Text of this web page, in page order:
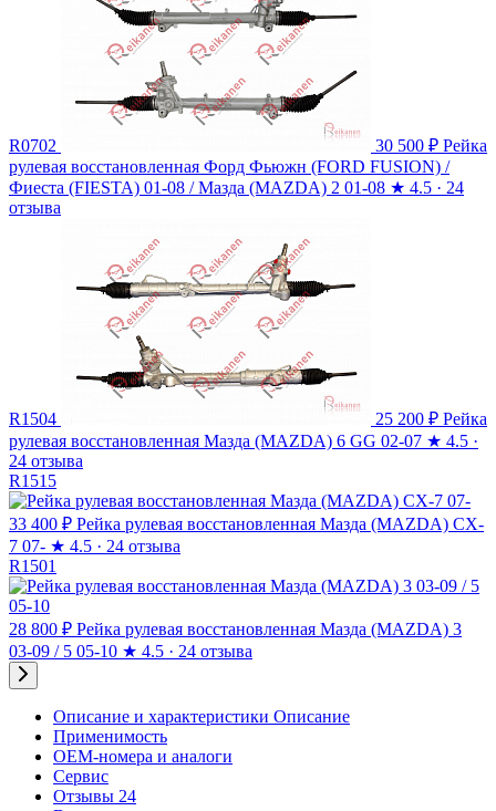
R0702 30 500 ₽ Рейка
рулевая восстановленная Форд Фьюжн (FORD FUSION) /
Фиеста (FIESTA) 01-08 / Мазда (MAZDA) 2 01-08 ★ 4.5 · 24
отзыва
R1504 25 200 ₽ Рейка
рулевая восстановленная Мазда (MAZDA) 6 GG 02-07 ★ 4.5 ·
24 отзыва
R1515
33 400 ₽ Рейка рулевая восстановленная Мазда (MAZDA) CX-
7 07- ★ 4.5 · 24 отзыва
R1501
28 800 ₽ Рейка рулевая восстановленная Мазда (MAZDA) 3
03-09 / 5 05-10 ★ 4.5 · 24 отзыва
Описание и характеристики Описание
Применимость
OEM-номера и аналоги
Сервис
Отзывы 24